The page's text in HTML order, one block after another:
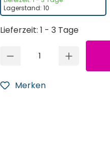
Lagerstand: 10
Lieferzeit: 1 - 3 Tage
Produkt
Merken